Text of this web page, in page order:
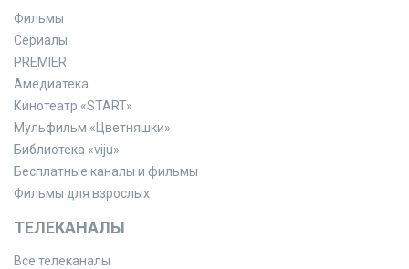
Активировать промокод
Фильмы
Сериалы
PREMIER
Амедиатека
Кинотеатр «START»
Мульфильм «Цветняшки»
Библиотека «viju»
Бесплатные каналы и фильмы
Фильмы для взрослых
ТЕЛЕКАНАЛЫ
Все телеканалы